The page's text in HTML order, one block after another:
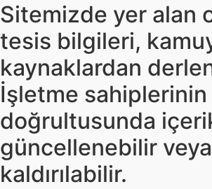
Sitemizde yer alan
tesis bilgileri,
kaynaklardan
İşletme
doğrultusunda
güncellenebilir
kaldırılabilir.